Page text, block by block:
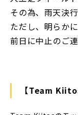
その為、雨天決行
ただし、明らか
前日に中止のご連
【Team